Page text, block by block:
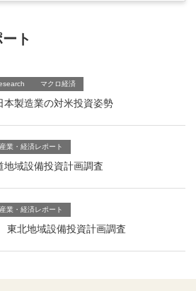
ト
マクロ経済
製造業の対米投資姿勢
業・経済レポート
域設備投資計画調査
業・経済レポート
北地域設備投資計画調査